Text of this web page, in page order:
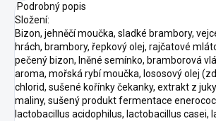
Podrobný popis
Složení:
Bizon, jehněčí moučka, sladké brambory,
hrách, brambory, řepkový olej, rajčatové
pečený bizon, lněné semínko, bramborová
aroma, mořská rybí moučka, lososový olej
chlorid, sušené kořínky čekanky, extrakt z
maliny, sušený produkt fermentace
lactobacillus acidophilus, lactobacillus casei,